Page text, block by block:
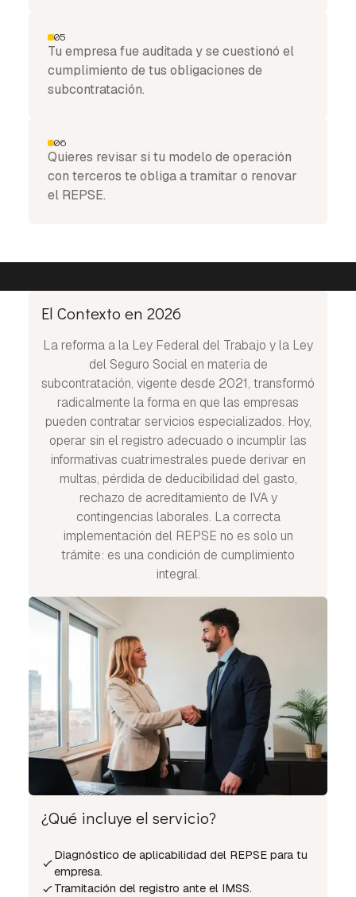
05
Tu empresa fue auditada y se cuestionó el
cumplimiento de tus obligaciones de
subcontratación.
06
Quieres revisar si tu modelo de operación
con terceros te obliga a tramitar o renovar
el REPSE.
El Contexto en 2026
La reforma a la Ley Federal del Trabajo y la Ley
del Seguro Social en materia de
subcontratación, vigente desde 2021, transformó
radicalmente la forma en que las empresas
pueden contratar servicios especializados. Hoy,
operar sin el registro adecuado o incumplir las
informativas cuatrimestrales puede derivar en
multas, pérdida de deducibilidad del gasto,
rechazo de acreditamiento de IVA y
contingencias laborales. La correcta
implementación del REPSE no es solo un
trámite: es una condición de cumplimiento
integral.
¿Qué incluye el servicio?
Diagnóstico de aplicabilidad del REPSE para tu
empresa.
Tramitación del registro ante el IMSS.